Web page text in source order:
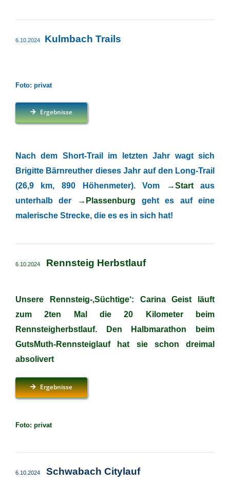
6.10.2024 Kulmbach Trails
Foto: privat
Ergebnisse
Nach dem Short-Trail im letzten Jahr wagt sich
Brigitte Bärnreuther dieses Jahr auf den Long-Trail
(26,9 km, 890 Höhenmeter). Vom
→Startaus
unterhalb der
→Plassenburg geht es auf eine
malerische Strecke, die es es in sich hat!
6.10.2024 Rennsteig Herbstlauf
Unsere Rennsteig-‚Süchtige‘: Carina Geist läuft
zum 2ten Mal die 20 Kilometer beim
Rennsteigherbstlauf. Den Halbmarathon beim
GutsMuth-Rennsteiglauf hat sie schon dreimal
absolivert
Ergebnisse
Foto: privat
6.10.2024 Schwabach Citylauf